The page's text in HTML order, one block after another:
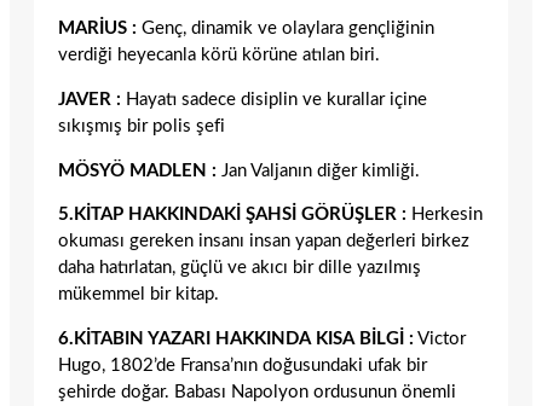
MARİUS : Genç, dinamik ve olaylara gençliğinin
verdiği heyecanla körü körüne atılan biri.
JAVER : Hayatı sadece disiplin ve kurallar içine
sıkışmış bir polis şefi
MÖSYÖ MADLEN : Jan Valjanın diğer kimliği.
5.KİTAP HAKKINDAKİ ŞAHSİ GÖRÜŞLER : Herkesin
okuması gereken insanı insan yapan değerleri birkez
daha hatırlatan, güçlü ve akıcı bir dille yazılmış
mükemmel bir kitap.
6.KİTABIN YAZARI HAKKINDA KISA BİLGİ : Victor
Hugo, 1802’de Fransa’nın doğusundaki ufak bir
şehirde doğar. Babası Napolyon ordusunun önemli